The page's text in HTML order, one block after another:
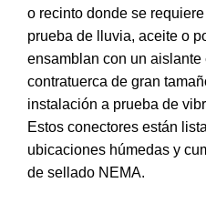
o recinto donde se
prueba de lluvia, aceite o
ensamblan con un aislante
contratuerca de gran
instalación a prueba de
Estos conectores están
ubicaciones húmedas y
de sellado NEMA.